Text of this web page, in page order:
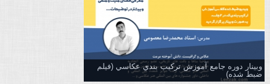
وبینار دوره جامع آموزش تركيب بندي عكاسي (فیلم
ضبط شده)